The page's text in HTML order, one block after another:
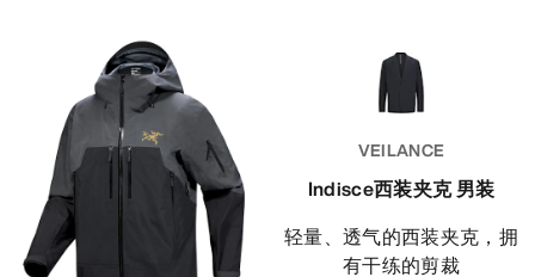
VEILANCE
Indisce西装夹克 男装
轻量、透气的西装夹克，拥
有干练的剪裁